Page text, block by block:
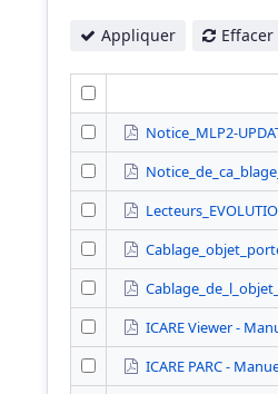
Appliquer Effacer
Notice_MLP2-
ICARE Viewer -
ICARE PARC -